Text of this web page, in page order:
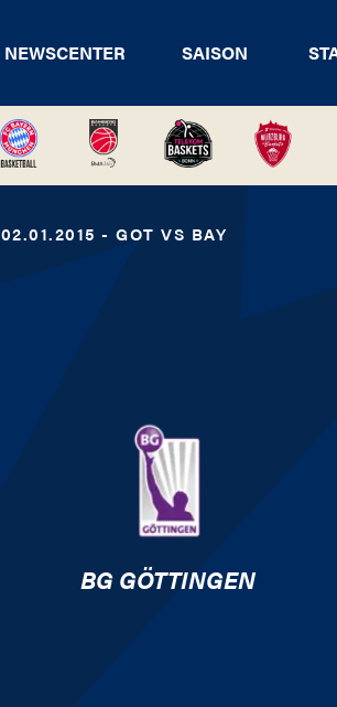
NEWSCENTER SAISON
02.01.2015 - GOT VS BAY
BG GÖTTINGEN